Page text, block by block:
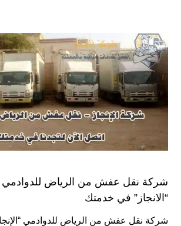
“الانجاز” في خدمتك
شركة نقل عفش من الرياض للدوادمي